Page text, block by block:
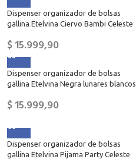
Dispenser organizador de bolsas
gallina Etelvina Ciervo Bambi Celeste
$15.999,90
Dispenser organizador de bolsas
gallina Etelvina Negra lunares blancos
$15.999,90
Dispenser organizador de bolsas
gallina Etelvina Pijama Party Celeste